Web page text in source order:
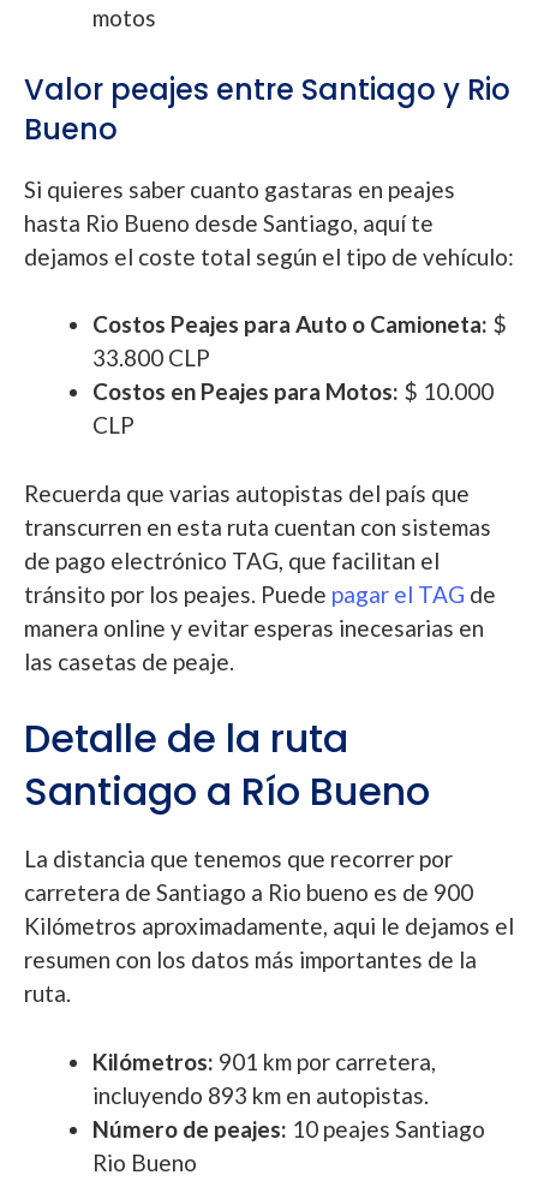
motos
Valor peajes entre Santiago y Rio
Bueno
Si quieres saber cuanto gastaras en peajes
hasta Rio Bueno desde Santiago, aquí te
dejamos el coste total según el tipo de vehículo:
Costos Peajes para Auto o Camioneta: $
33.800 CLP
Costos en Peajes para Motos: $ 10.000
CLP
Recuerda que varias autopistas del país que
transcurren en esta ruta cuentan con sistemas
de pago electrónico TAG, que facilitan el
tránsito por los peajes. Puede pagar el TAG de
manera online y evitar esperas inecesarias en
las casetas de peaje.
Detalle de la ruta
Santiago a Río Bueno
La distancia que tenemos que recorrer por
carretera de Santiago a Rio bueno es de 900
Kilómetros aproximadamente, aqui le dejamos el
resumen con los datos más importantes de la
ruta.
Kilómetros: 901 km por carretera,
incluyendo 893 km en autopistas.
Número de peajes: 10 peajes Santiago
Rio Bueno